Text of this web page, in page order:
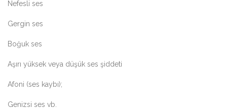
Nefesli ses
Gergin ses
Boğuk ses
Aşırı yüksek veya düşük ses şiddeti
Afoni (ses kaybı);
Genizsi ses vb.